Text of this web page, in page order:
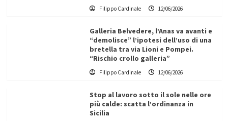
Filippo Cardinale 12/06/2026
Galleria Belvedere, l’Anas va avanti e
“demolisce” l’ipotesi dell’uso di una
bretella tra via Lioni e Pompei.
“Rischio crollo galleria”
Filippo Cardinale 12/06/2026
Stop al lavoro sotto il sole nelle ore
più calde: scatta l’ordinanza in
Sicilia